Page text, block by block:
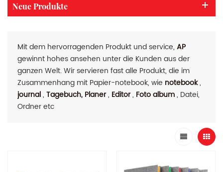
Neue Produkte
Mit dem hervorragenden Produkt und service, AP
gewinnt hohes ansehen unter die Kunden aus der
ganzen Welt. Wir servieren fast alle Produkt, die im
Zusammenhang mit Papier-notebook, wie notebook,
journal, Tagebuch, Planer, Editor, Foto album, Datei,
Ordner etc